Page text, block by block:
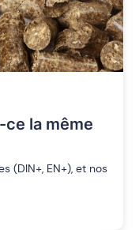
la même
(DIN+, EN+), et nos